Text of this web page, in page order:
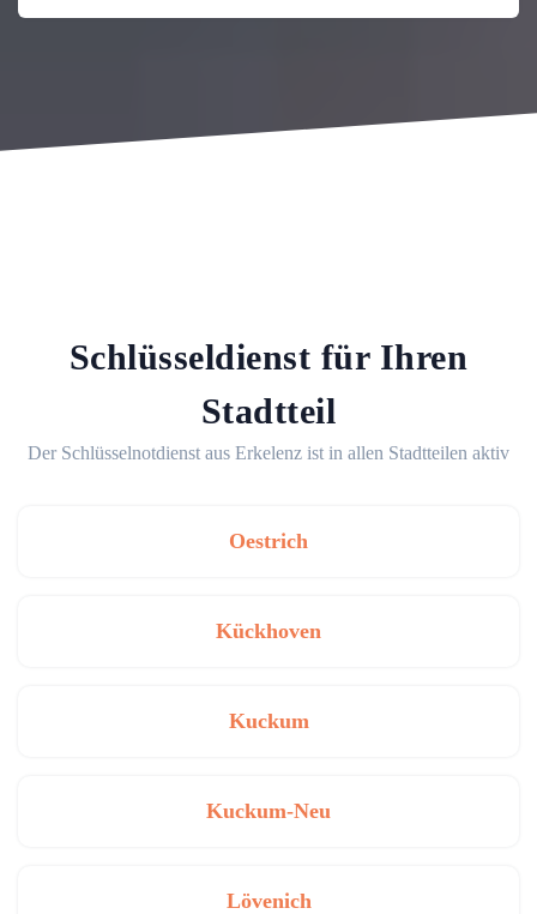
Schlüsseldienst für Ihren
Stadtteil
Der Schlüsselnotdienst aus Erkelenz ist in allen Stadtteilen aktiv
Oestrich
Kückhoven
Kuckum
Kuckum-Neu
Lövenich